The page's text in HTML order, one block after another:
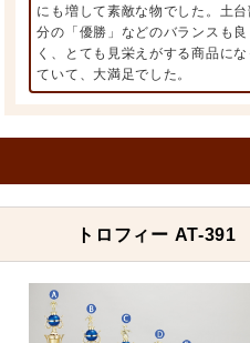
にも増して素敵な物でした。土
分の「優勝」などのバランスも良
く、とても見栄えがする商品に
ていて、大満足でした。
トロフィー AT-391